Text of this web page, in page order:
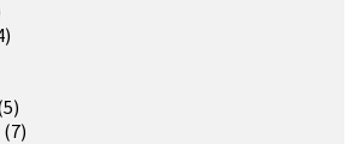
(7)